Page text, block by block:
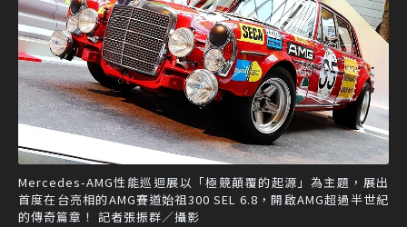
Mercedes-AMG性能巡迴展以「極競顛覆的起源」為主題，展出
首度在台亮相的AMG賽道始祖300 SEL 6.8，開啟AMG超過半世紀
的傳奇篇章！ 記者張振群／攝影